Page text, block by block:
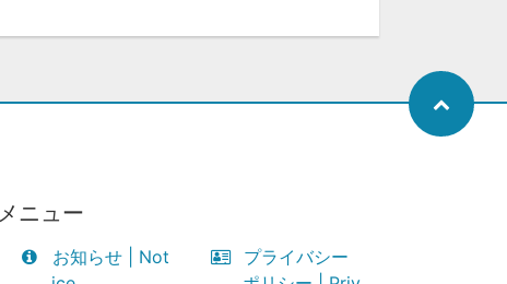
メニュー
お知らせ | Not
プライバシー